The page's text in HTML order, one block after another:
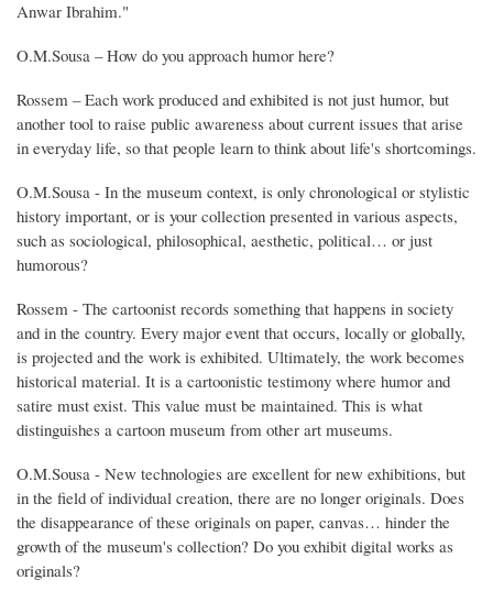
Anwar Ibrahim."
O.M.Sousa – How do you approach humor here?
Rossem – Each work produced and exhibited is not just humor, but
another tool to raise public awareness about current issues that arise
in everyday life, so that people learn to think about life's shortcomings.
O.M.Sousa - In the museum context, is only chronological or stylistic
history important, or is your collection presented in various aspects,
such as sociological, philosophical, aesthetic, political… or just
humorous?
Rossem - The cartoonist records something that happens in society
and in the country. Every major event that occurs, locally or globally,
is projected and the work is exhibited. Ultimately, the work becomes
historical material. It is a cartoonistic testimony where humor and
satire must exist. This value must be maintained. This is what
distinguishes a cartoon museum from other art museums.
O.M.Sousa - New technologies are excellent for new exhibitions, but
in the field of individual creation, there are no longer originals. Does
the disappearance of these originals on paper, canvas… hinder the
growth of the museum's collection? Do you exhibit digital works as
originals?